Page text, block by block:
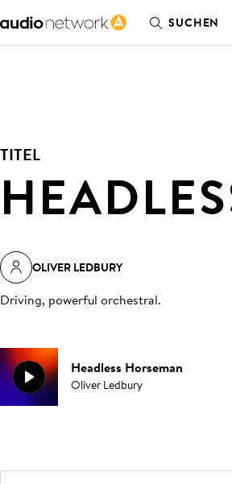
SUCHEN
TITEL
OLIVER LEDBURY
Driving, powerful orchestral.
Headless Horseman
Oliver Ledbury